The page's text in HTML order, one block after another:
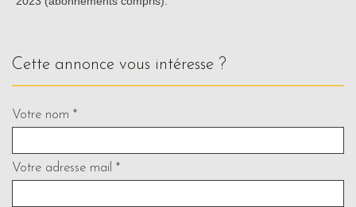
cette annonce vous intéresse ?
Votre nom *
Votre adresse mail *